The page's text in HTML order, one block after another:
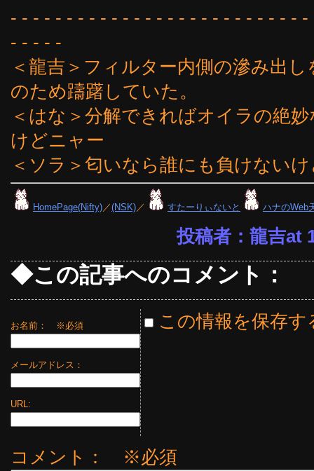
- - - - - - - - - - - - - - - - - - - - - - - - - -
- - - - -
＜龍吉＞フィルター内側の滲み出
のため躊躇していた。
＜はな＞分解できればオイラの絶
けどニャー
＜ソラ＞匂いなら誰にも負けない
HomePage(Nifty)／(NSK)／ すたーりぃないと ハナのWeb
投稿者：龍吉at
◆この記事へのコメント：
お名前： ※必須
メールアドレス：
URL:
この情報を保存す
コメント： ※必須